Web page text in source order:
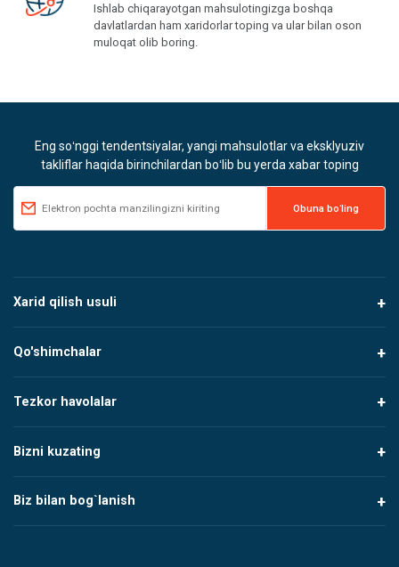
Ishlab chiqarayotgan mahsulotingizga boshqa
davlatlardan ham xaridorlar toping va ular bilan oson
muloqat olib boring.
Eng soʻnggi tendentsiyalar, yangi mahsulotlar va eksklyuziv
takliflar haqida birinchilardan boʻlib bu yerda xabar toping
Xarid qilish usuli
Qo'shimchalar
Tezkor havolalar
Bizni kuzating
Biz bilan bog`lanish